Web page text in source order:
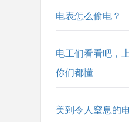
电表怎么偷电？
电工们看看吧，
你们都懂
美到令人窒息的